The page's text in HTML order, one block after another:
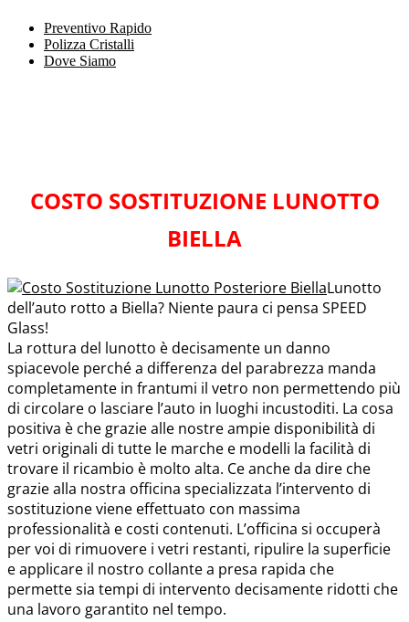
Preventivo Rapido
Polizza Cristalli
Dove Siamo
COSTO SOSTITUZIONE LUNOTTO
BIELLA
Lunotto
dell’auto rotto a Biella? Niente paura ci pensa SPEED
Glass!
La rottura del lunotto è decisamente un danno
spiacevole perché a differenza del parabrezza manda
completamente in frantumi il vetro non permettendo più
di circolare o lasciare l’auto in luoghi incustoditi. La cosa
positiva è che grazie alle nostre ampie disponibilità di
vetri originali di tutte le marche e modelli la facilità di
trovare il ricambio è molto alta. Ce anche da dire che
grazie alla nostra officina specializzata l’intervento di
sostituzione viene effettuato con massima
professionalità e costi contenuti. L’officina si occuperà
per voi di rimuovere i vetri restanti, ripulire la superficie
e applicare il nostro collante a presa rapida che
permette sia tempi di intervento decisamente ridotti che
una lavoro garantito nel tempo.